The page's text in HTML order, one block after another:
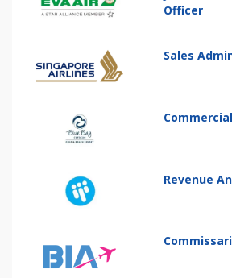
Officer
Sales
Revenue